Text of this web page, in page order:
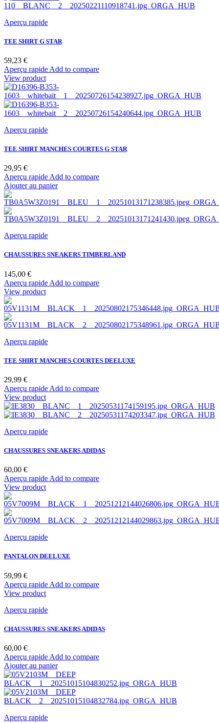
Aperçu rapide
TEE SHIRT G STAR
Prix
59,23 €
Aperçu rapide Add to compare
View product
Aperçu rapide
TEE SHIRT MANCHES COURTES G STAR
Prix
29,95 €
whitebait
Aperçu rapide Add to compare
Ajouter au panier
Aperçu rapide
CHAUSSURES SNEAKERS TIMBERLAND
Prix
145,00 €
BLEU
Aperçu rapide Add to compare
View product
Aperçu rapide
TEE SHIRT MANCHES COURTES DEELUXE
Prix
29,99 €
Aperçu rapide Add to compare
View product
Aperçu rapide
CHAUSSURES SNEAKERS ADIDAS
Prix
60,00 €
BLANC
Aperçu rapide Add to compare
View product
Aperçu rapide
PANTALON DEELUXE
Prix
59,99 €
BLACK
Aperçu rapide Add to compare
View product
Aperçu rapide
CHAUSSURES SNEAKERS ADIDAS
Prix
60,00 €
BLEU
Aperçu rapide Add to compare
Ajouter au panier
Aperçu rapide